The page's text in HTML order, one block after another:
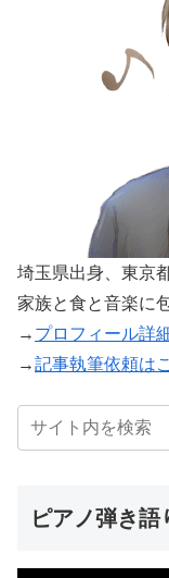
埼玉県出身、東京
家族と食と音楽に
→ プロフィール詳
→記事執筆依頼は
ピアノ弾き語